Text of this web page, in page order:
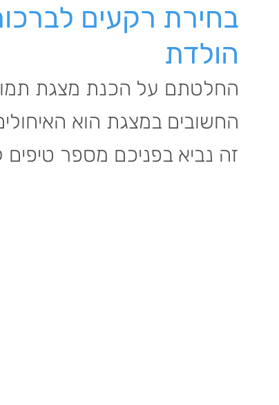
בחירת רקעים
הולדת
החלטתם על הכנת מצגת
החשובים במצגת הוא
זה נביא בפניכם מספר